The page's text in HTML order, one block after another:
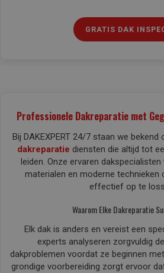
GRATIS DAK
Professionele Dakreparatie met
Bij DAKEXPERT 24/7 staan we
dakreparatie diensten die altijd tot
leiden. Onze ervaren
materialen en moderne technieken
effectief op te
Waarom Elke Dakreparatie
Elk dak is anders en vereist een
experts analyseren zorgvuldig
dakproblemen voordat ze beginnen
grondige voorbereiding zorgt ervoor